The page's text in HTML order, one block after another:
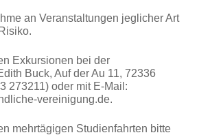
an Veranstaltungen jeglicher Art
Exkursionen bei der
Buck, Auf der Au 11, 72336
273211) oder mit E-Mail:
vereinigung.de.
mehrtägigen Studienfahrten bitte